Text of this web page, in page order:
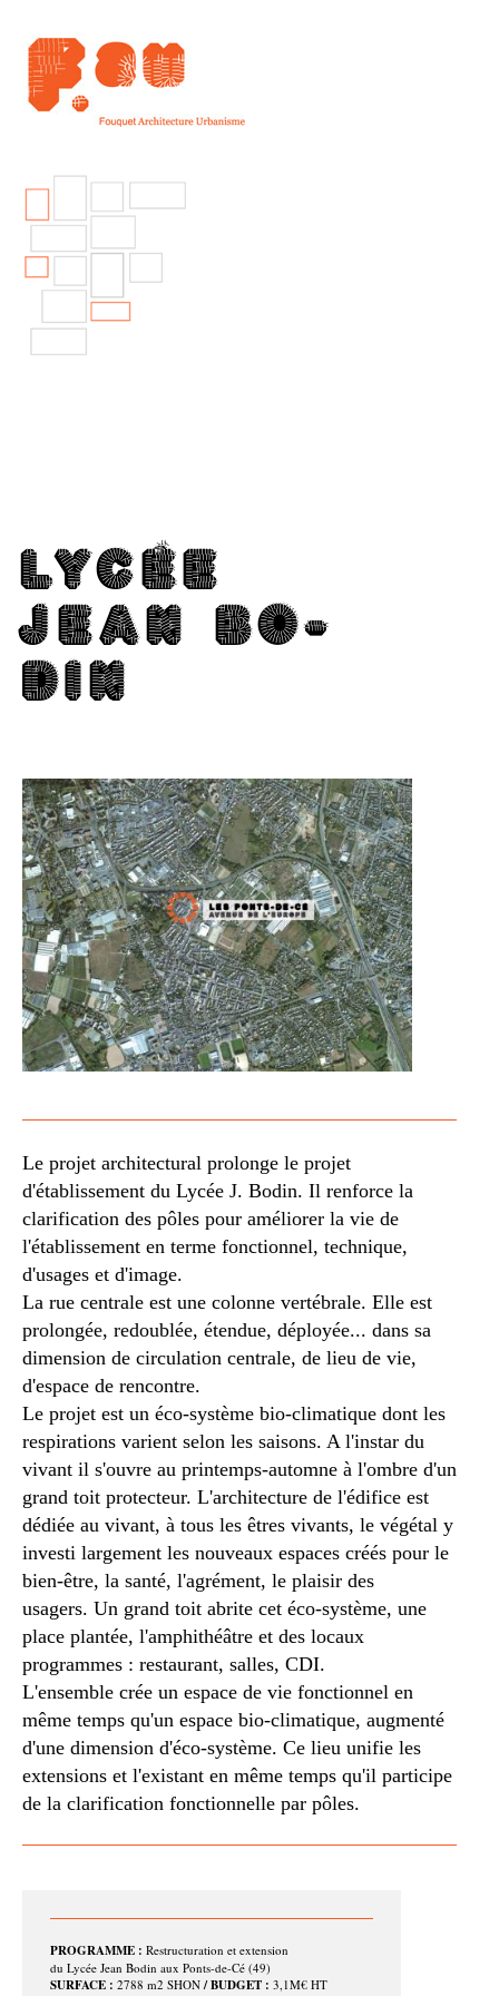
LY­CÉE
JEAN BO­
DIN
Le projet architectural prolonge le projet
d'établissement du Lycée J. Bodin. Il renforce la
clarification des pôles pour améliorer la vie de
l'établissement en terme fonctionnel, technique,
d'usages et d'image.
La rue centrale est une colonne vertébrale. Elle est
prolongée, redoublée, étendue, déployée... dans sa
dimension de circulation centrale, de lieu de vie,
d'espace de rencontre.
Le projet est un éco-système bio-climatique dont les
respirations varient selon les saisons. A l'instar du
vivant il s'ouvre au printemps-automne à l'ombre d'un
grand toit protecteur. L'architecture de l'édifice est
dédiée au vivant, à tous les êtres vivants, le végétal y
investi largement les nouveaux espaces créés pour le
bien-être, la santé, l'agrément, le plaisir des
usagers. Un grand toit abrite cet éco-système, une
place plantée, l'amphithéâtre et des locaux
programmes : restaurant, salles, CDI.
L'ensemble crée un espace de vie fonctionnel en
même temps qu'un espace bio-climatique, augmenté
d'une dimension d'éco-système. Ce lieu unifie les
extensions et l'existant en même temps qu'il participe
de la clarification fonctionnelle par pôles.
PROGRAMME : Restructuration et extension
du Lycée Jean Bodin aux Ponts-de-Cé (49)
SURFACE : 2788 m2 SHON/ BUDGET : 3,1M€ HT